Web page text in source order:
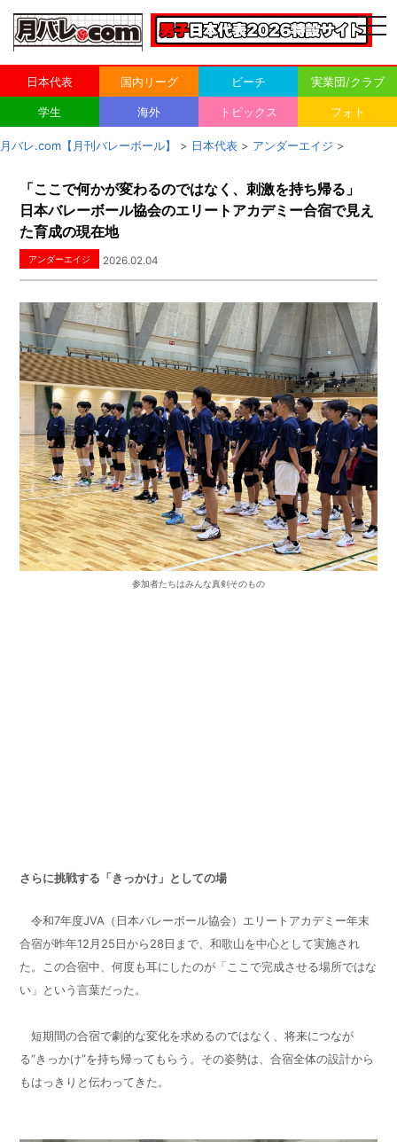
日本代表 国内リーグ ビーチ 実業団/クラブ
学生 海外 トピックス フォト
月バレ.com【月刊バレーボール】 > 日本代表 > アンダーエイジ >
「ここで何かが変わるのではなく、刺激を持ち帰る」
日本バレーボール協会のエリートアカデミー合宿で見え
た育成の現在地
アンダーエイジ 2026.02.04
参加者たちはみんな真剣そのもの
さらに挑戦する「きっかけ」としての場
令和7年度JVA（日本バレーボール協会）エリートアカデミー年末
合宿が昨年12月25日から28日まで、和歌山を中心として実施され
た。この合宿中、何度も耳にしたのが「ここで完成させる場所ではな
い」という言葉だった。
短期間の合宿で劇的な変化を求めるのではなく、将来につなが
る“きっかけ”を持ち帰ってもらう。その姿勢は、合宿全体の設計から
もはっきりと伝わってきた。